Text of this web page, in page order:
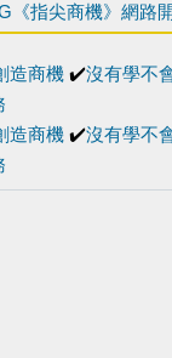
《指尖商機》網路
造商機 ✔️沒有學不
造商機 ✔️沒有學不